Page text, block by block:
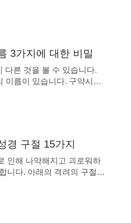
어린 양이 어디로 인도
하나님과 어린 양에게
나아가며 문들을 통하
서, 정결케 할수록 하나
대적하는 성분과 육체에
거룩한 자)가 된다. 네가
3가지에 대한 비밀
다른 것을 볼 수 있습니다.
이름이 있습니다. 구약시대
경 구절 15가지
인해 나약해지고 괴로워하
니다. 아래의 격려의 구절을